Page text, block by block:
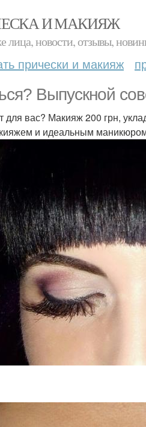
И МАКИЯЖ
новости, отзывы,
прически и макияж
Выпускной
для вас? Макияж 200 грн,
и идеальным